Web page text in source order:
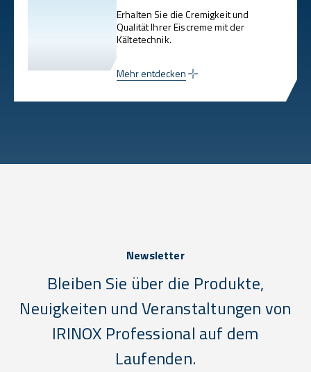
Erhalten Sie die Cremigkeit und
Qualität Ihrer Eiscreme mit der
Kältetechnik.
Mehr entdecken
Newsletter
Bleiben Sie über die Produkte,
Neuigkeiten und Veranstaltungen von
IRINOX Professional auf dem
Laufenden.